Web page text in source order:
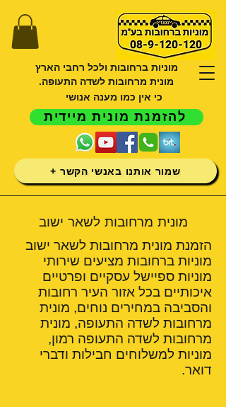
מוניות ברחובות ולכל רחבי הארץ
מונית מרחובות לשדה התעופה.
כי אין כמו מענה אנושי
להזמנת מונית מיידית
שמור אותנו באנשי הקשר +
מונית מרחובות לשאר ישוב
הזמנת מונית מרחובות לשאר ישוב
מוניות ברחובות מציעים שירותי
מוניות ספיישל עסקיים ופרטיים
איכותיים בכל אזור העיר רחובות
והסביבה במחירים נוחים, מונית
מרחובות לשדה התעופה, מונית
מרחובות לשדה התעופה רמון,
מוניות למשלוחים חבילות ודברי
דואר.